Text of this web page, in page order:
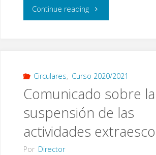
Continue reading"Comunicado
de
menú
por
corte
Circulares, Curso 2020/2021
Comunicado sobre la
suspensión de las
actividades
Por Director